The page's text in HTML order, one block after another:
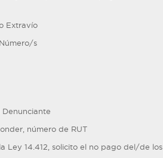
Extravío
s
número de RUT
Ley 14.412, solicito el no pago del/de los